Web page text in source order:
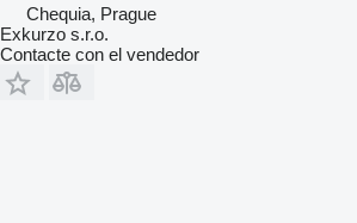
Chequia, Prague
Exkurzo s.r.o.
Contacte con el vendedor